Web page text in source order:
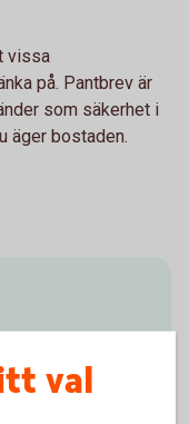
vissa
på. Pantbrev är
som säkerhet i
äger bostaden.
adressändring
val